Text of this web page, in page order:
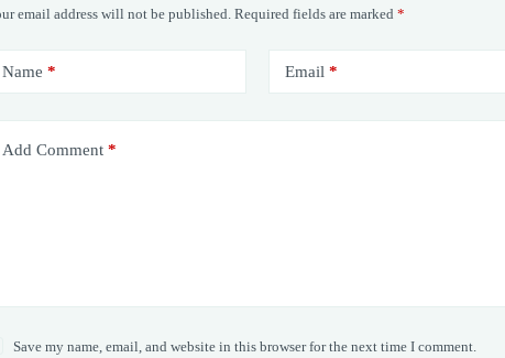
email address will not be published. Required fields are marked *
Name * Email *
Add Comment *
Save my name, email, and website in this browser for the next time I comment.